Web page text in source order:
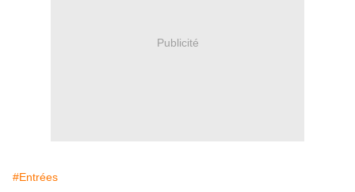
Publicité
#Entrées